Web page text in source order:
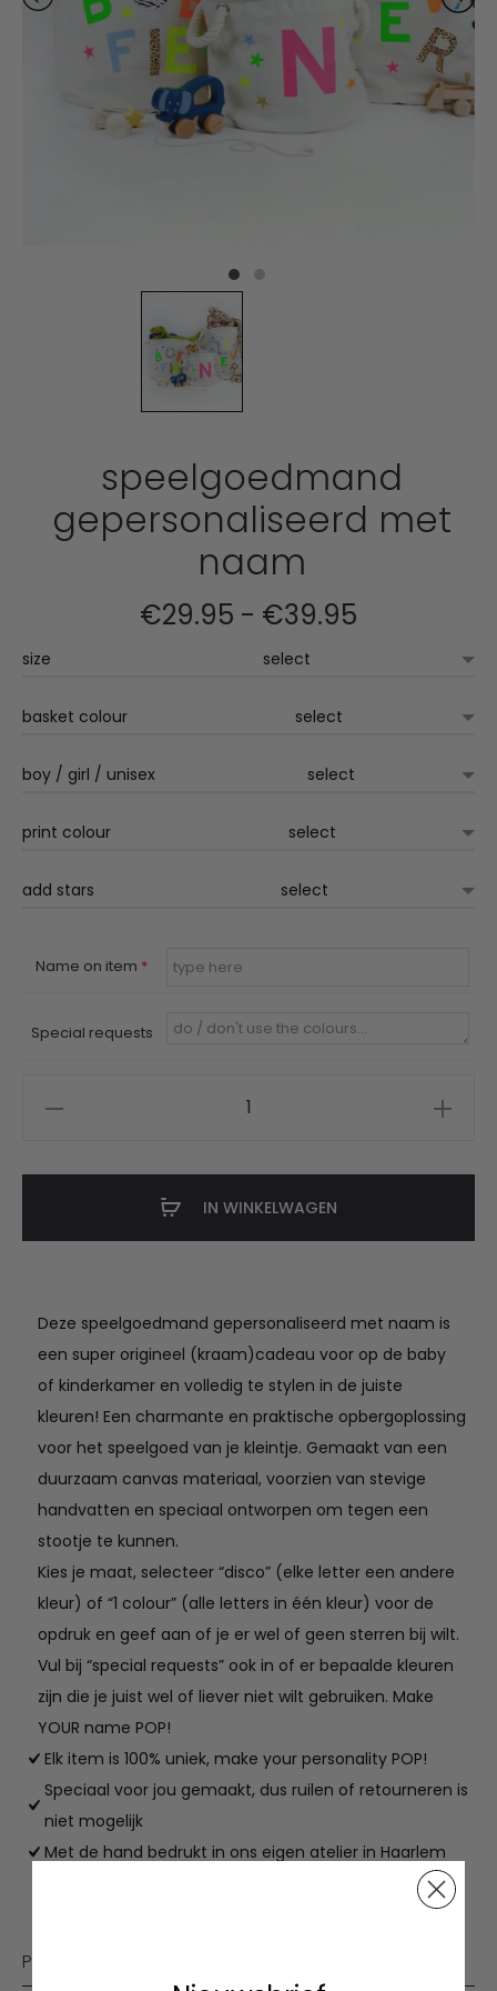
speelgoedmand
gepersonaliseerd met
naam
Deze speelgoedmand gepersonaliseerd met naam is
een super origineel (kraam)cadeau voor op de baby
of kinderkamer en volledig te stylen in de juiste
kleuren! Een charmante en praktische opbergoplossing
voor het speelgoed van je kleintje. Gemaakt van een
duurzaam canvas materiaal, voorzien van stevige
handvatten en speciaal ontworpen om tegen een
stootje te kunnen.
Kies je maat, selecteer “disco” (elke letter een andere
kleur) of “1 colour” (alle letters in één kleur) voor de
opdruk en geef aan of je er wel of geen sterren bij wilt.
Vul bij “special requests” ook in of er bepaalde kleuren
zijn die je juist wel of liever niet wilt gebruiken. Make
YOUR name POP!
€29.95 - €39.95
Elk item is 100% uniek, make your personality POP!
Speciaal voor jou gemaakt, dus ruilen of retourneren is
niet mogelijk
Met de hand bedrukt in ons eigen atelier in Haarlem
size
basket colour
boy / girl / unisex
print colour
add stars
Name on item *
Special requests
IN WINKELWAGEN
PRODUCT DETAILS